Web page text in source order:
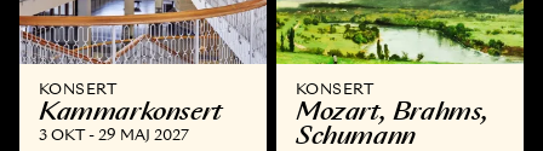
KONSERT
Kammar­konsert
3 OKT - 29 MAJ 2027
KONSERT
Mozart, Brahms,
Schumann